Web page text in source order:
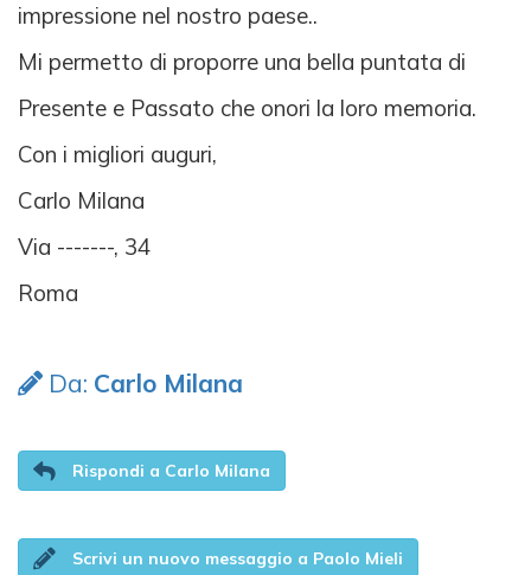
impressione nel nostro paese..
Mi permetto di proporre una bella puntata di
Presente e Passato che onori la loro memoria.
Con i migliori auguri,
Carlo Milana
Via -------, 34
Roma
Da: Carlo Milana
Rispondi a Carlo Milana
Scrivi un nuovo messaggio a Paolo Mieli